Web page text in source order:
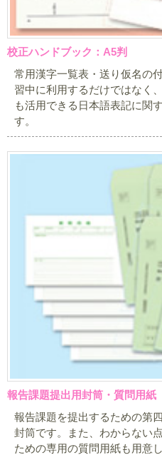
校正ハンドブック：A5判
常用漢字一覧表・送り仮名の
習中に利用するだけではなく
も活用できる日本語表記に関
す。
報告課題提出用封筒・質問用紙
報告課題を提出するための第
封筒です。また、わからない
ための専用の質問用紙も用意